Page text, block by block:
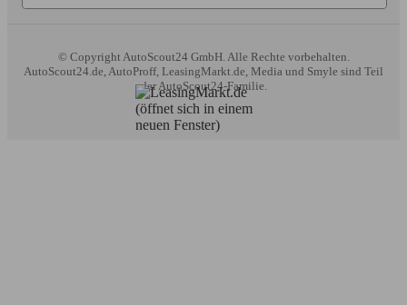
© Copyright AutoScout24 GmbH. Alle Rechte vorbehalten.
AutoScout24.de, AutoProff, LeasingMarkt.de, Media und Smyle sind Teil
der AutoScout24-Familie.